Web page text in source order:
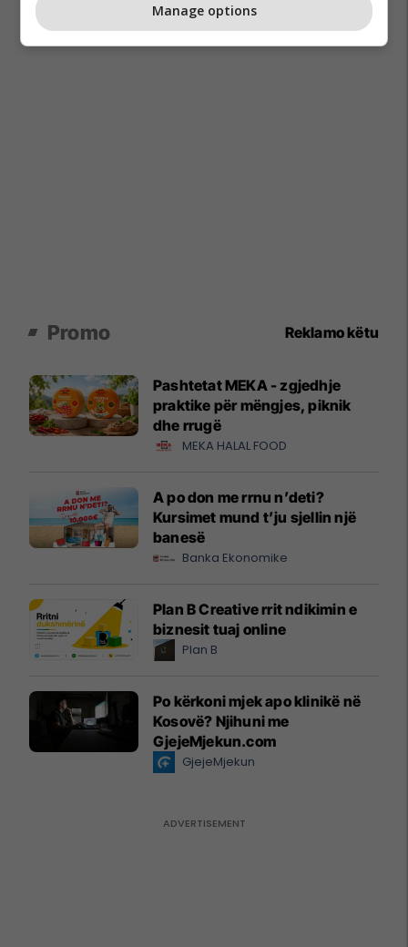
Promo Reklamo këtu
Pashtetat MEKA - zgjedhje
praktike për mëngjes, piknik
dhe rrugë
MEKA HALAL FOOD
A po don me rrnu n’deti?
Kursimet mund t’ju sjellin një
banesë
Banka Ekonomike
Plan B Creative rrit ndikimin e
biznesit tuaj online
Plan B
Po kërkoni mjek apo klinikë në
Kosovë? Njihuni me
GjejeMjekun.com
GjejeMjekun
Manage options